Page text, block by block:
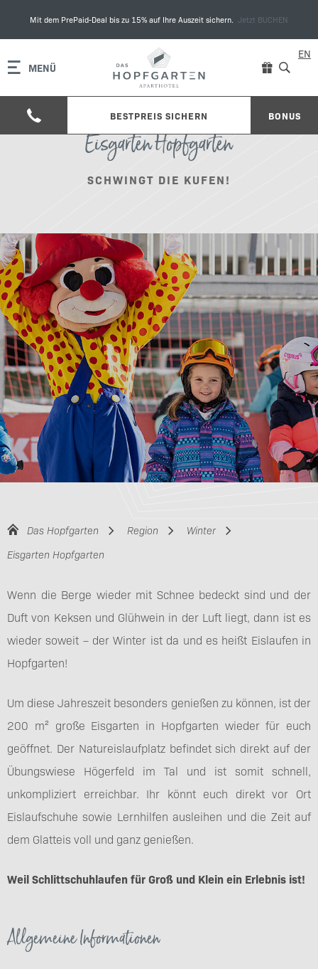
Mit dem PrePaid-Deal bis zu 15% auf Ihre Auszeit sichern. Jetzt BUCHEN
MENÜ
BESTPREIS SICHERN BONUS
EN
Eisgarten Hopfgarten
SCHWINGT DIE KUFEN!
Das Hopfgarten Region
Winter
Eisgarten Hopfgarten
Wenn die Berge wieder mit Schnee bedeckt sind und der
Duft von Keksen und Glühwein in der Luft liegt, dann ist es
wieder soweit – der Winter ist da und es heißt Eislaufen in
Hopfgarten!
Um diese Jahreszeit besonders genießen zu können, ist der
200 m² große Eisgarten in Hopfgarten wieder für euch
geöffnet. Der Natureislaufplatz befindet sich direkt auf der
Übungswiese Högerfeld im Tal und ist somit schnell,
unkompliziert erreichbar. Ihr könnt euch direkt vor Ort
Eislaufschuhe sowie Lernhilfen ausleihen und die Zeit auf
dem Glatteis voll und ganz genießen.
Weil Schlittschuhlaufen für Groß und Klein ein Erlebnis ist!
Allgemeine Informationen